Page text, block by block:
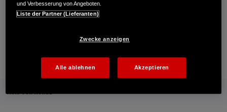
Honda
Industrie
ZFS Motorradtreff Vertriebs GmbH - Industrial – Honda - HONDA Deutschland
Mehr von Honda
und Verbesserung von Angeboten.
Liste der Partner (Lieferanten)
Zwecke anzeigen
Alle ablehnen Akzeptieren